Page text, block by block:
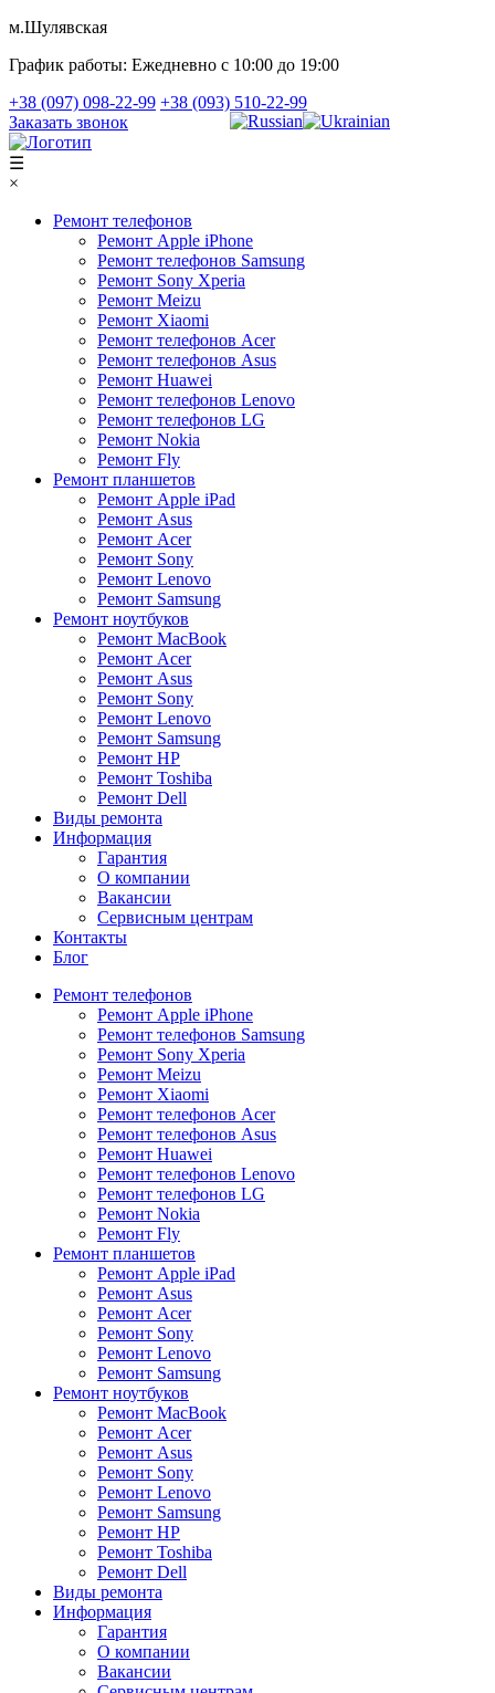
м.Шулявская
График работы: Ежедневно с 10:00 до 19:00
+38 (097) 098-22-99 +38 (093) 510-22-99
Заказать звонок
☰
×
Ремонт телефонов
Ремонт Apple iPhone
Ремонт телефонов Samsung
Ремонт Sony Xperia
Ремонт Meizu
Ремонт Xiaomi
Ремонт телефонов Acer
Ремонт телефонов Asus
Ремонт Huawei
Ремонт телефонов Lenovo
Ремонт телефонов LG
Ремонт Nokia
Ремонт Fly
Ремонт планшетов
Ремонт Apple iPad
Ремонт Asus
Ремонт Acer
Ремонт Sony
Ремонт Lenovo
Ремонт Samsung
Ремонт ноутбуков
Ремонт MacBook
Ремонт Acer
Ремонт Asus
Ремонт Sony
Ремонт Lenovo
Ремонт Samsung
Ремонт HP
Ремонт Toshiba
Ремонт Dell
Виды ремонта
Информация
Гарантия
О компании
Вакансии
Сервисным центрам
Контакты
Блог
Ремонт телефонов
Ремонт Apple iPhone
Ремонт телефонов Samsung
Ремонт Sony Xperia
Ремонт Meizu
Ремонт Xiaomi
Ремонт телефонов Acer
Ремонт телефонов Asus
Ремонт Huawei
Ремонт телефонов Lenovo
Ремонт телефонов LG
Ремонт Nokia
Ремонт Fly
Ремонт планшетов
Ремонт Apple iPad
Ремонт Asus
Ремонт Acer
Ремонт Sony
Ремонт Lenovo
Ремонт Samsung
Ремонт ноутбуков
Ремонт MacBook
Ремонт Acer
Ремонт Asus
Ремонт Sony
Ремонт Lenovo
Ремонт Samsung
Ремонт HP
Ремонт Toshiba
Ремонт Dell
Виды ремонта
Информация
Гарантия
О компании
Вакансии